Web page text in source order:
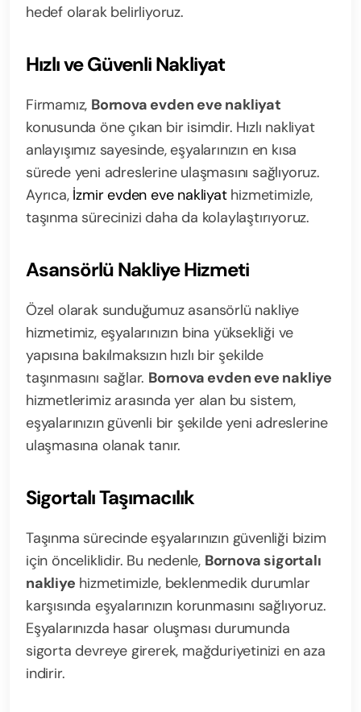
hedef olarak belirliyoruz.
Hızlı ve Güvenli Nakliyat
Firmamız, Bornova evden eve nakliyat
konusunda öne çıkan bir isimdir. Hızlı nakliyat
anlayışımız sayesinde, eşyalarınızın en kısa
sürede yeni adreslerine ulaşmasını sağlıyoruz.
Ayrıca, İzmir evden eve nakliyathizmetimizle,
taşınma sürecinizi daha da kolaylaştırıyoruz.
Asansörlü Nakliye Hizmeti
Özel olarak sunduğumuz asansörlü nakliye
hizmetimiz, eşyalarınızın bina yüksekliği ve
yapısına bakılmaksızın hızlı bir şekilde
taşınmasını sağlar. Bornova evden eve nakliye
hizmetlerimiz arasında yer alan bu sistem,
eşyalarınızın güvenli bir şekilde yeni adreslerine
ulaşmasına olanak tanır.
Sigortalı Taşımacılık
Taşınma sürecinde eşyalarınızın güvenliği bizim
için önceliklidir. Bu nedenle, Bornova sigortalı
nakliye hizmetimizle, beklenmedik durumlar
karşısında eşyalarınızın korunmasını sağlıyoruz.
Eşyalarınızda hasar oluşması durumunda
sigorta devreye girerek, mağduriyetinizi en aza
indirir.